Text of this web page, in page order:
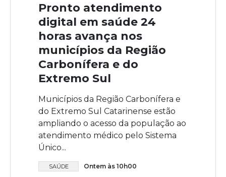
Pronto atendimento
digital em saúde 24
horas avança nos
municípios da Região
Carbonífera e do
Extremo Sul
Municípios da Região Carbonífera e
do Extremo Sul Catarinense estão
ampliando o acesso da população ao
atendimento médico pelo Sistema
Único...
SAÚDE Ontem às 10h00